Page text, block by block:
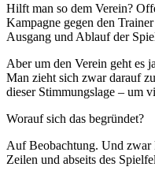
Hilft man so dem Verein?
Kampagne gegen den
Ausgang und Ablauf der
Aber um den Verein geht es
Man zieht sich zwar darauf
dieser Stimmungslage – um
Worauf sich das begründet?
Auf Beobachtung. Und zwar
Zeilen und abseits des